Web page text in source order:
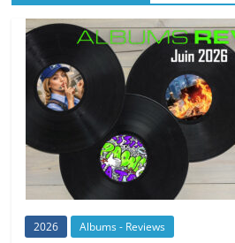
2026 Albums - Reviews